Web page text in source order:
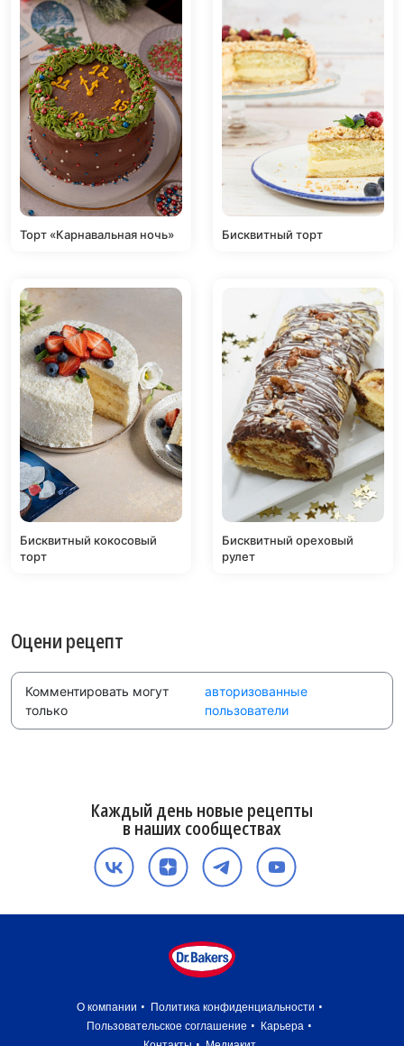
Торт «Карнавальная ночь» Бисквитный торт
Бисквитный кокосовый
торт
Бисквитный ореховый
рулет
Оцени рецепт
Комментировать могут
только
авторизованные
пользователи
Каждый день новые рецепты
в наших сообществах
О компании
Политика конфиденциальности
Пользовательское соглашение
Карьера